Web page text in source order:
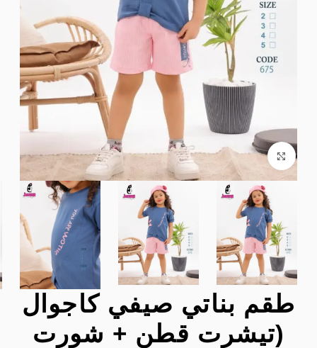
Click to enlarge
طقم بناتي صيفي كاجوال
(تيشرت قطن + شورت